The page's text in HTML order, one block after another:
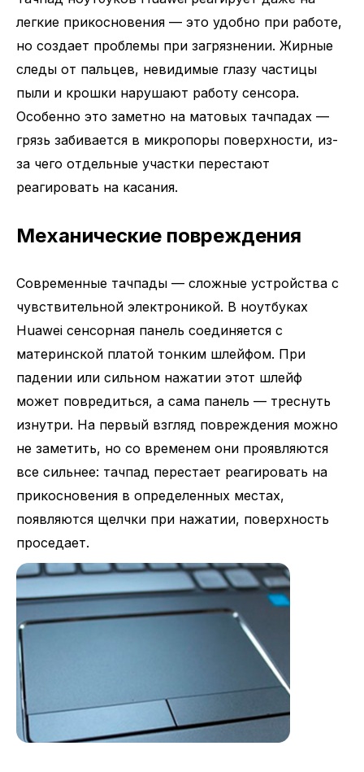
легкие прикосновения — это удобно при работе,
но создает проблемы при загрязнении. Жирные
следы от пальцев, невидимые глазу частицы
пыли и крошки нарушают работу сенсора.
Особенно это заметно на матовых тачпадах —
грязь забивается в микропоры поверхности, из-
за чего отдельные участки перестают
реагировать на касания.
Механические повреждения
Современные тачпады — сложные устройства с
чувствительной электроникой. В ноутбуках
Huawei сенсорная панель соединяется с
материнской платой тонким шлейфом. При
падении или сильном нажатии этот шлейф
может повредиться, а сама панель — треснуть
изнутри. На первый взгляд повреждения можно
не заметить, но со временем они проявляются
все сильнее: тачпад перестает реагировать на
прикосновения в определенных местах,
появляются щелчки при нажатии, поверхность
проседает.